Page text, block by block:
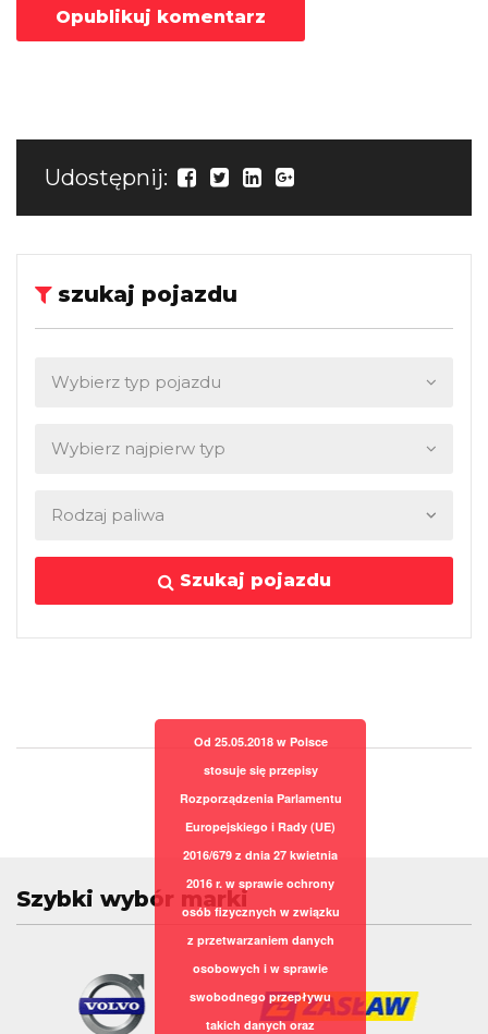
Udostępnij:
szukaj pojazdu
Szukaj pojazdu
Szybki wybór marki
Od 25.05.2018 w Polsce
stosuje się przepisy
Rozporządzenia Parlamentu
Europejskiego i Rady (UE)
2016/679 z dnia 27 kwietnia
2016 r. w sprawie ochrony
osób fizycznych w związku
z przetwarzaniem danych
osobowych i w sprawie
swobodnego przepływu
takich danych oraz